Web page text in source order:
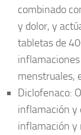
combinado
y dolor, y
tabletas de
menstruales,
Diclofenaco:
inflamación y
inflamación y